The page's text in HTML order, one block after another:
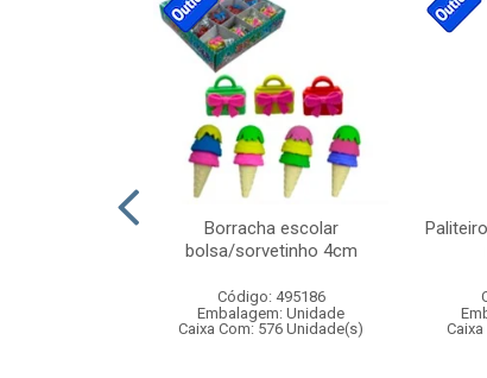
Borracha escolar
bolsa/sorvetinho 4cm
Código: 495186
Embalagem: Unidade
Caixa Com: 576 Unidade(s)